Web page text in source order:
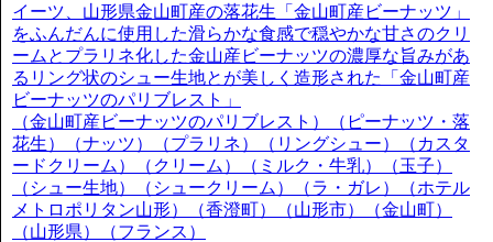
イーツ、山形県金山町産の落花生「金山町産ビーナッツ」
をふんだんに使用した滑らかな食感で穏やかな甘さのクリ
ームとプラリネ化した金山産ビーナッツの濃厚な旨みがあ
るリング状のシュー生地とが美しく造形された「金山町産
ビーナッツのパリブレスト」
（金山町産ビーナッツのパリブレスト）（ピーナッツ・落
花生）（ナッツ）（プラリネ）（リングシュー）（カスタ
ードクリーム）（クリーム）（ミルク・牛乳）（玉子）
（シュー生地）（シュークリーム）（ラ・ガレ）（ホテル
メトロポリタン山形）（香澄町）（山形市）（金山町）
（山形県）（フランス）